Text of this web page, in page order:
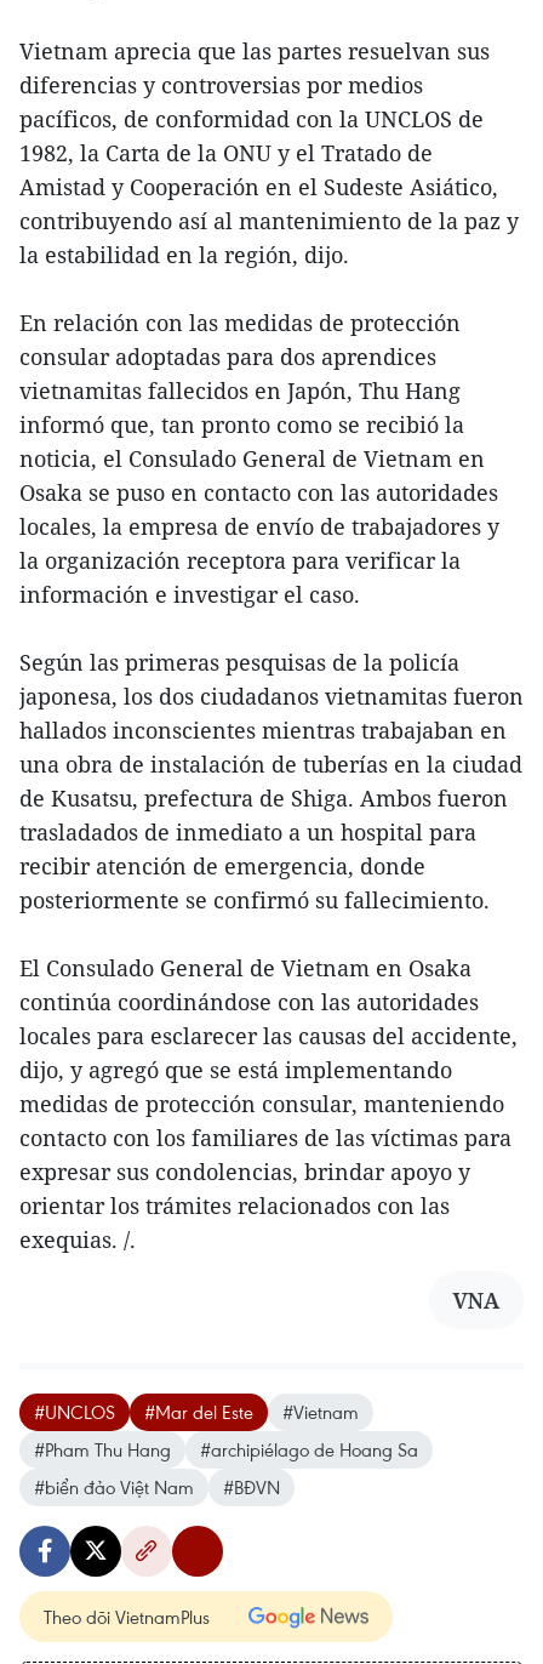
Vietnam aprecia que las partes resuelvan sus
diferencias y controversias por medios
pacíficos, de conformidad con la UNCLOS de
1982, la Carta de la ONU y el Tratado de
Amistad y Cooperación en el Sudeste Asiático,
contribuyendo así al mantenimiento de la paz y
la estabilidad en la región, dijo.
En relación con las medidas de protección
consular adoptadas para dos aprendices
vietnamitas fallecidos en Japón, Thu Hang
informó que, tan pronto como se recibió la
noticia, el Consulado General de Vietnam en
Osaka se puso en contacto con las autoridades
locales, la empresa de envío de trabajadores y
la organización receptora para verificar la
información e investigar el caso.
Según las primeras pesquisas de la policía
japonesa, los dos ciudadanos vietnamitas fueron
hallados inconscientes mientras trabajaban en
una obra de instalación de tuberías en la ciudad
de Kusatsu, prefectura de Shiga. Ambos fueron
trasladados de inmediato a un hospital para
recibir atención de emergencia, donde
posteriormente se confirmó su fallecimiento.
El Consulado General de Vietnam en Osaka
continúa coordinándose con las autoridades
locales para esclarecer las causas del accidente,
dijo, y agregó que se está implementando
medidas de protección consular, manteniendo
contacto con los familiares de las víctimas para
expresar sus condolencias, brindar apoyo y
orientar los trámites relacionados con las
exequias. /.
VNA
#UNCLOS #Mar del Este
#Vietnam
#Pham Thu Hang
#archipiélago de Hoang Sa
#biển đảo Việt Nam
#BĐVN
Theo dõi VietnamPlus